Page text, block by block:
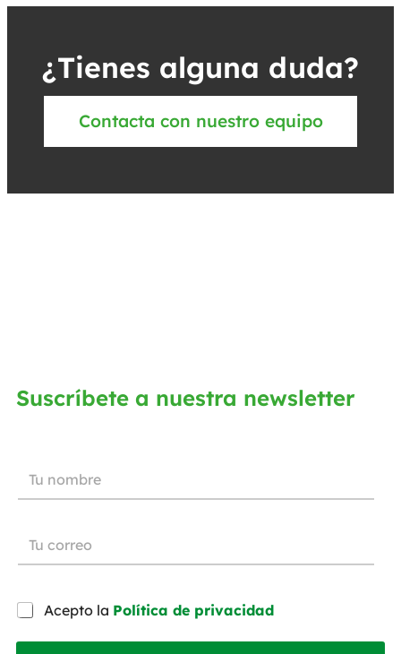
¿Tienes alguna duda?
Contacta con nuestro equipo
Suscríbete a nuestra newsletter
Acepto la Política de privacidad